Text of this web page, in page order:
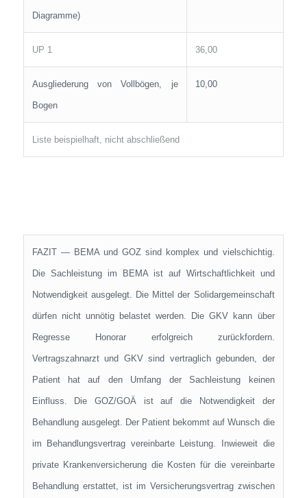
Diagramme)
UP 1 36,00
Ausgliederung von Vollbögen, je
Bogen
10,00
Liste beispielhaft, nicht abschließend
FAZIT — BEMA und GOZ sind komplex und vielschichtig.
Die Sachleistung im BEMA ist auf Wirtschaftlichkeit und
Notwendigkeit ausgelegt. Die Mittel der Solidargemeinschaft
dürfen nicht unnötig belastet werden. Die GKV kann über
Regresse Honorar erfolgreich zurückfordern.
Vertragszahnarzt und GKV sind vertraglich gebunden, der
Patient hat auf den Umfang der Sachleistung keinen
Einfluss. Die GOZ/GOÄ ist auf die Notwendigkeit der
Behandlung ausgelegt. Der Patient bekommt auf Wunsch die
im Behandlungsvertrag vereinbarte Leistung. Inwieweit die
private Krankenversicherung die Kosten für die vereinbarte
Behandlung erstattet, ist im Versicherungsvertrag zwischen